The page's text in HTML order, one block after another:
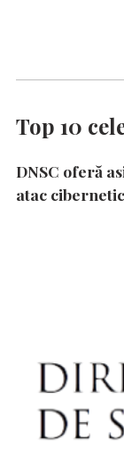
Top 10
DNSC oferă
atac